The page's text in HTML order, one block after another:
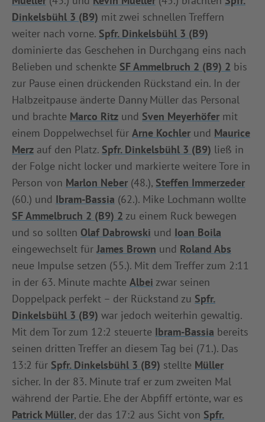
Dinkelsbühl 3 (B9) mit zwei schnellen Treffern
weiter nach vorne. Spfr. Dinkelsbühl 3 (B9)
dominierte das Geschehen in Durchgang eins nach
Belieben und schenkte SF Ammelbruch 2 (B9) 2 bis
zur Pause einen drückenden Rückstand ein. In der
Halbzeitpause änderte Danny Müller das Personal
und brachte Marco Ritz und Sven Meyerhöfer mit
einem Doppelwechsel für Arne Kochler und Maurice
Merz auf den Platz. Spfr. Dinkelsbühl 3 (B9) ließ in
der Folge nicht locker und markierte weitere Tore in
Person von Marlon Neber (48.), Steffen Immerzeder
(60.) und Ibram-Bassia (62.). Mike Lochmann wollte
SF Ammelbruch 2 (B9) 2 zu einem Ruck bewegen
und so sollten Olaf Dabrowski und Ioan Boila
eingewechselt für James Brown und Roland Abs
neue Impulse setzen (55.). Mit dem Treffer zum 2:11
in der 63. Minute machte Albei zwar seinen
Doppelpack perfekt – der Rückstand zu Spfr.
Dinkelsbühl 3 (B9) war jedoch weiterhin gewaltig.
Mit dem Tor zum 12:2 steuerte Ibram-Bassia bereits
seinen dritten Treffer an diesem Tag bei (71.). Das
13:2 für Spfr. Dinkelsbühl 3 (B9) stellte Müller
sicher. In der 83. Minute traf er zum zweiten Mal
während der Partie. Ehe der Abpfiff ertönte, war es
Patrick Müller, der das 17:2 aus Sicht von Spfr.